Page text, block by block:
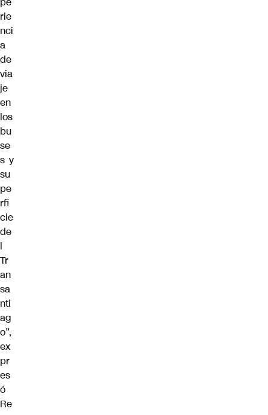
rie
nci
a
de
via
je
en
los
bu
se
s y
su
pe
rfi
cie
de
l
Tr
an
sa
nti
ag
o”,
ex
pr
es
ó
Re